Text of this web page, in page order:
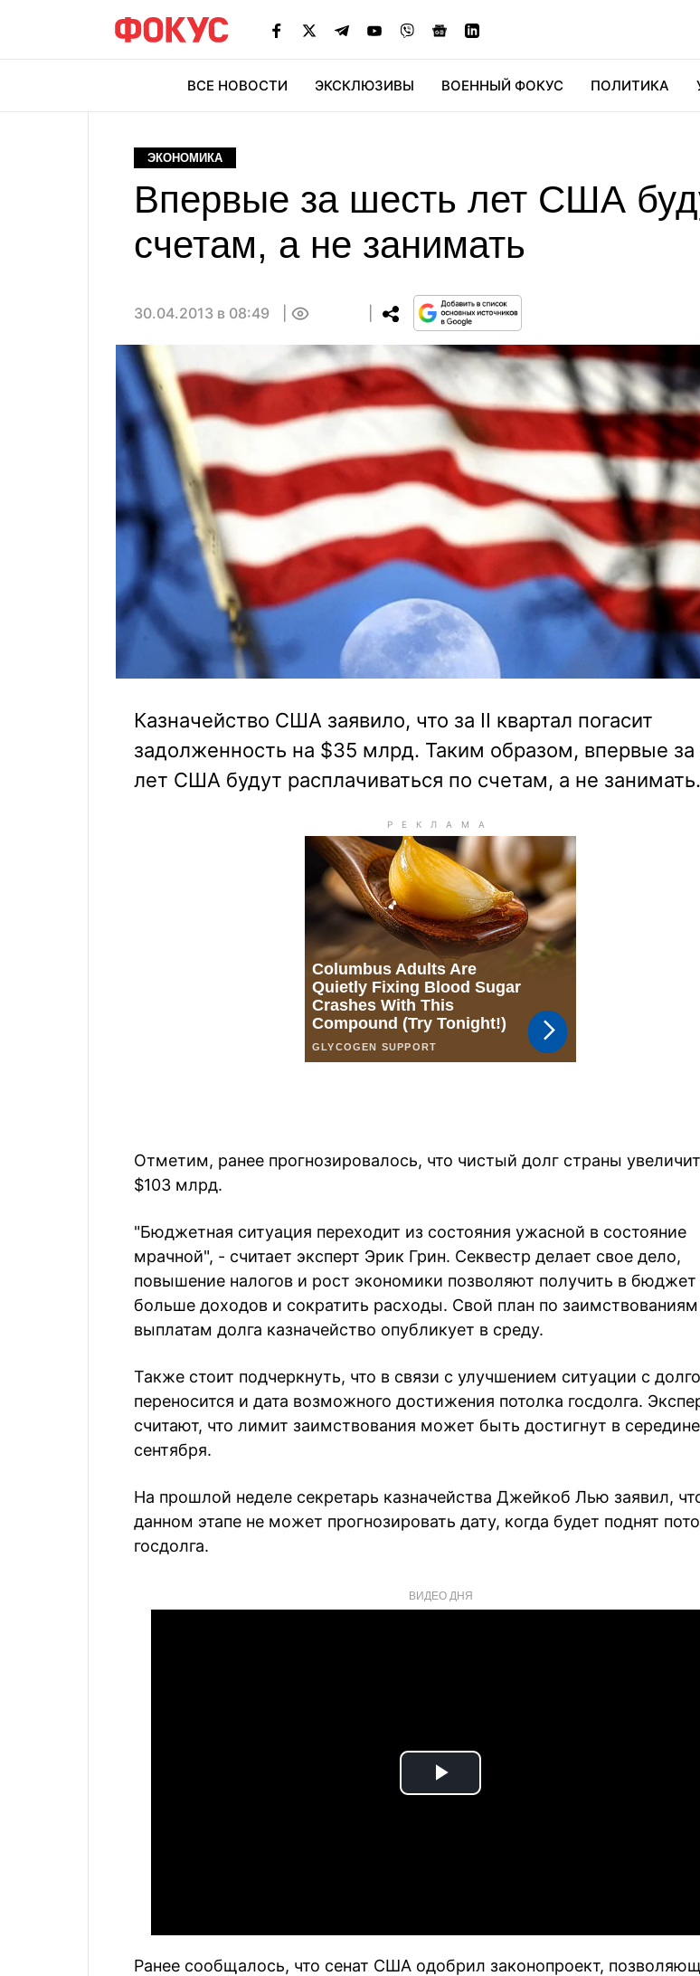
ВСЕ НОВОСТИ ЭКСКЛЮЗИВЫ ВОЕННЫЙ ФОКУС ПОЛИТИКА
ЭКОНОМИКА
Впервые за шесть лет США
счетам, а не занимать
30.04.2013 в 08:49
Казначейство США заявило, что за II квартал погасит
задолженность на $35 млрд. Таким образом, впервые за
лет США будут расплачиваться по счетам, а не занимать.
Отметим, ранее прогнозировалось, что чистый долг страны
$103 млрд.
"Бюджетная ситуация переходит из состояния ужасной в состояние
мрачной", - считает эксперт Эрик Грин. Секвестр делает свое дело,
повышение налогов и рост экономики позволяют получить в бюджет
больше доходов и сократить расходы. Свой план по
выплатам долга казначейство опубликует в среду.
Также стоит подчеркнуть, что в связи с улучшением ситуации с
переносится и дата возможного достижения потолка госдолга.
считают, что лимит заимствования может быть достигнут в середине
сентября.
На прошлой неделе секретарь казначейства Джейкоб Лью заявил,
данном этапе не может прогнозировать дату, когда будет поднят
госдолга.
ВИДЕО ДНЯ
Play
Ранее сообщалось, что сенат США одобрил законопроект,